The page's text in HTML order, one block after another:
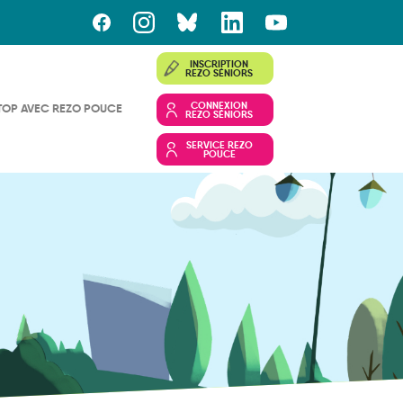
AVEC REZO POUCE
INSCRIPTION
REZO SÉNIORS
CONNEXION
REZO SÉNIORS
SERVICE REZO
POUCE